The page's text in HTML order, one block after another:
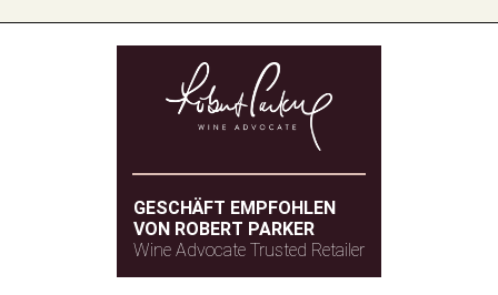
GESCHÄFT EMPFOHLEN
VON ROBERT PARKER
Wine Advocate Trusted Retailer